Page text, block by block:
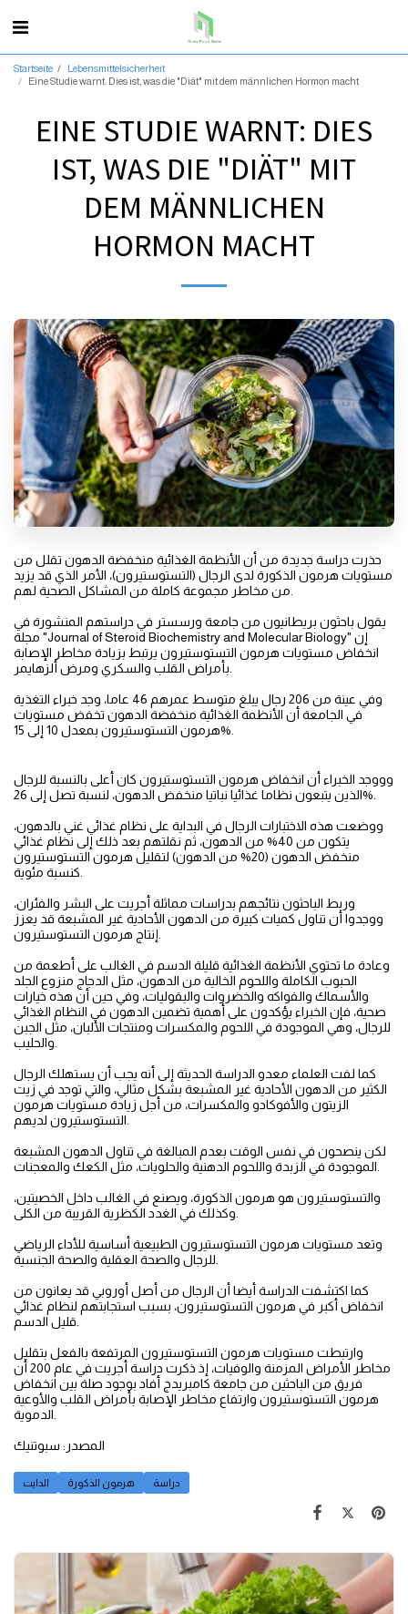
Startseite
Lebensmittelsicherheit
Eine Studie warnt: Dies ist, was die "Diät" mit dem männlichen Hormon macht
EINE STUDIE WARNT: DIES
IST, WAS DIE "DIÄT" MIT
DEM MÄNNLICHEN
HORMON MACHT
حذرت دراسة جديدة من أن الأنظمة الغذائية منخفضة الدهون تقلل من
مستويات هرمون الذكورة لدى الرجال (التستوستيرون)، الأمر الذي قد يزيد
يقول باحثون بريطانيون من جامعة ورسستر في دراستهم المنشورة في
مجلة "Journal of Steroid Biochemistry and Molecular Biology" إن
انخفاض مستويات هرمون التستوستيرون يرتبط بزيادة مخاطر الإصابة
وفي عينة من 206 رجال يبلغ متوسط عمرهم 46 عاما، وجد خبراء التغذية
في الجامعة أن الأنظمة الغذائية منخفضة الدهون تخفض مستويات
هرمون التستوستيرون بمعدل 10 إلى 15%.
وووجد الخبراء أن انخفاض هرمون التستوستيرون كان أعلى بالنسبة للرجال
الذين يتبعون نظاما غذائيا نباتيا منخفض الدهون، لنسبة تصل إلى 26%.
ووضعت هذه الاختبارات الرجال في البداية على نظام غذائي غني بالدهون،
يتكون من 40% من الدهون، ثم نقلتهم بعد ذلك إلى نظام غذائي
منخفض الدهون (20% من الدهون) لتقليل هرمون التستوستيرون
وربط الباحثون نتائجهم بدراسات مماثلة أجريت على البشر والفئران،
ووجدوا أن تناول كميات كبيرة من الدهون الأحادية غير المشبعة قد يعزز
وعادة ما تحتوي الأنظمة الغذائية قليلة الدسم في الغالب على أطعمة من
الحبوب الكاملة واللحوم الخالية من الدهون، مثل الدجاج منزوع الجلد
والأسماك والفواكه والخضروات والبقوليات، وفي حين أن هذه خيارات
صحية، فإن الخبراء يؤكدون على أهمية تضمين الدهون في النظام الغذائي
للرجال، وهي الموجودة في اللحوم والمكسرات ومنتجات الألبان، مثل الجبن
كما لفت العلماء معدو الدراسة الحديثة إلى أنه يجب أن يستهلك الرجال
الكثير من الدهون الأحادية غير المشبعة بشكل مثالي، والتي توجد في زيت
الزيتون والأفوكادو والمكسرات، من أجل زيادة مستويات هرمون
لكن ينصحون في نفس الوقت بعدم المبالغة في تناول الدهون المشبعة
والتستوستيرون هو هرمون الذكورة، ويصنع في الغالب داخل الخصيتين،
وتعد مستويات هرمون التستوستيرون الطبيعية أساسية للأداء الرياضي
كما اكتشفت الدراسة أيضا أن الرجال من أصل أوروبي قد يعانون من
انخفاض أكبر في هرمون التستوستيرون، بسبب استجابتهم لنظام غذائي
وارتبطت مستويات هرمون التستوستيرون المرتفعة بالفعل بتقليل
مخاطر الأمراض المزمنة والوفيات، إذ ذكرت دراسة أجريت في عام 200 أن
فريق من الباحثين من جامعة كامبريدج أفاد بوجود صلة بين انخفاض
هرمون التستوستيرون وارتفاع مخاطر الإصابة بأمراض القلب والأوعية
المصدر: سبوتنيك
الدايت هرمون الذكورة دراسة